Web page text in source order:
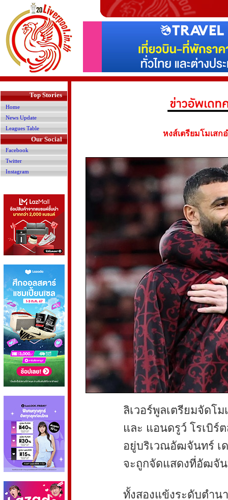
Top Stories
Home
News Update
Leagues Table
Our Social
Facebook
Twitter
Instagram
หงส์เตรียมโมเส
ลิเวอร์พูลเตรียมจัดโ
และ แอนดรูว์ โรเบิร์
อยู่บริเวณอัฒจันทร์ เ
จะถูกจัดแสดงที่อัฒจั
ทั้งสองแข้งระดับตำน